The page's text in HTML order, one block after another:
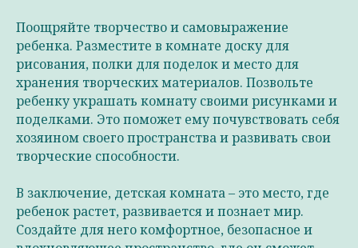
Поощряйте творчество и самовыражение
ребенка. Разместите в комнате доску для
рисования, полки для поделок и место для
хранения творческих материалов. Позвольте
ребенку украшать комнату своими рисунками и
поделками. Это поможет ему почувствовать себя
хозяином своего пространства и развивать свои
творческие способности.
В заключение, детская комната – это место, где
ребенок растет, развивается и познает мир.
Создайте для него комфортное, безопасное и